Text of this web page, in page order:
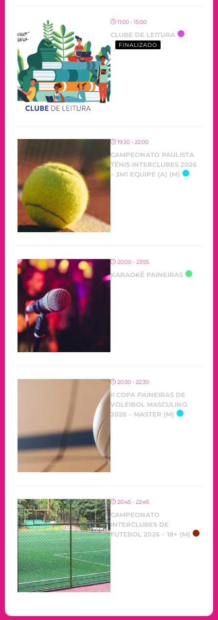
11:00 - 15:00
CLUBE DE LEITURA
FINALIZADO
19:30 - 22:00
CAMPEONATO PAULISTA
TÊNIS INTERCLUBES 2026
– 3M1 EQUIPE (A) (M)
20:00 - 23:55
KARAOKÊ PAINEIRAS
20:30 - 22:30
II COPA PAINEIRAS DE
VOLEIBOL MASCULINO
2026 – MASTER (M)
20:45 - 22:45
CAMPEONATO
INTERCLUBES DE
FUTEBOL 2026 – 18+ (M)